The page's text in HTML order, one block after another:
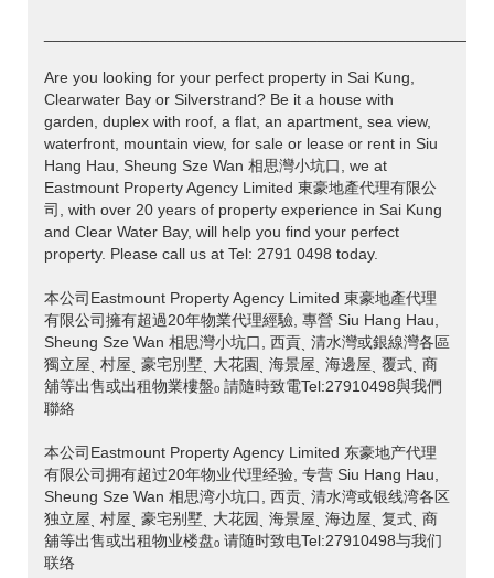
Are you looking for your perfect property in Sai Kung,
Clearwater Bay or Silverstrand? Be it a house with
garden, duplex with roof, a flat, an apartment, sea view,
waterfront, mountain view, for sale or lease or rent in Siu
Hang Hau, Sheung Sze Wan 相思灣小坑口, we at
Eastmount Property Agency Limited 東豪地產代理有限公
司, with over 20 years of property experience in Sai Kung
and Clear Water Bay, will help you find your perfect
property. Please call us at Tel: 2791 0498 today.
本公司Eastmount Property Agency Limited 東豪地產代理
有限公司擁有超過20年物業代理經驗, 專營 Siu Hang Hau,
Sheung Sze Wan 相思灣小坑口, 西貢ˎ 清水灣或銀線灣各區
獨立屋ˎ 村屋ˎ 豪宅別墅ˎ 大花園ˎ 海景屋ˎ 海邊屋ˎ 覆式ˎ 商
舖等出售或出租物業樓盤ₒ 請隨時致電Tel:27910498與我們
聯絡
本公司Eastmount Property Agency Limited 东豪地产代理
有限公司拥有超过20年物业代理经验, 专营 Siu Hang Hau,
Sheung Sze Wan 相思湾小坑口, 西贡ˎ 清水湾或银线湾各区
独立屋ˎ 村屋ˎ 豪宅别墅ˎ 大花园ˎ 海景屋ˎ 海边屋ˎ 复式ˎ 商
舖等出售或出租物业楼盘ₒ 请随时致电Tel:27910498与我们
联络